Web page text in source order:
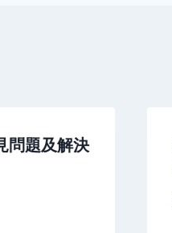
問題及解決